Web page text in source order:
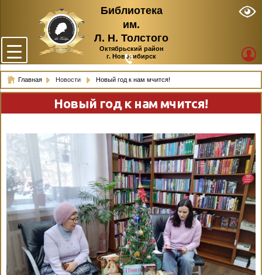
Библиотека
им.
Л. Н. Толстого
Октябрьский район
г. Новосибирск
Главная Новости Новый год к нам мчится!
Новый год к нам мчится!